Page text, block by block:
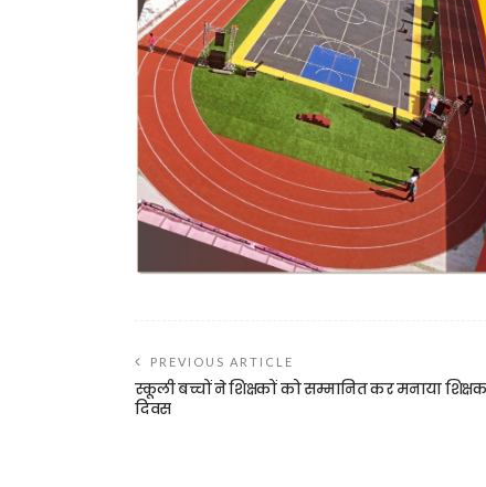
PREVIOUS ARTICLE
स्कूली बच्चों ने शिक्षकों को सम्मानित कर मनाया
दिवस